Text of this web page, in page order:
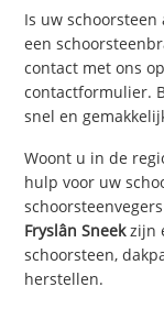
Is uw
een
contact met ons
contactformulier.
snel en
Woont u in de
hulp voor uw
Fryslân Sneekzijn
schoorsteen,
herstellen.